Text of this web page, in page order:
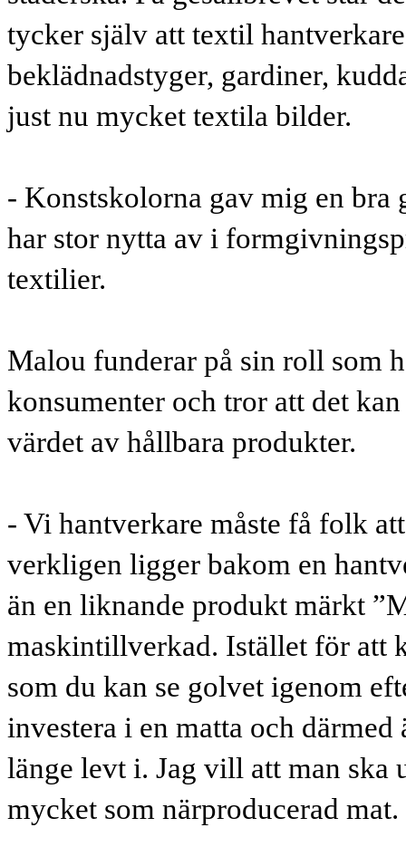
tycker själv att textil
beklädnadstyger, gardiner,
just nu mycket textila bilder.
- Konstskolorna gav mig en
har stor nytta av i
textilier.
Malou funderar på sin roll som
konsumenter och tror att det
värdet av hållbara produkter.
- Vi hantverkare måste få folk
verkligen ligger bakom en
än en liknande produkt märkt
maskintillverkad. Istället för att
som du kan se golvet igenom
investera i en matta och
länge levt i. Jag vill att man ska
mycket som närproducerad mat.